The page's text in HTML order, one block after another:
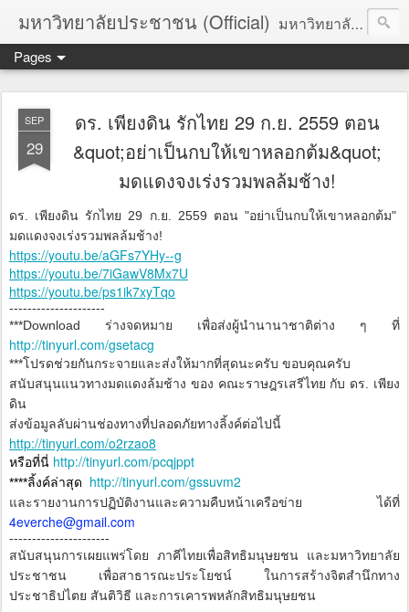
มหาวิทยาลัยประชาชน (Official) มหาวิทยาลัยประชาชน เพื่อการปฏิวัติประชาชนโดยสันติ Truths :: Peace :: Revolution :: Universal Human Rights :: Democracy (TPRUD)
Pages
SEP
29
ดร. เพียงดิน รักไทย 29 ก.ย. 2559 ตอน
&quot;อย่าเป็นกบให้เขาหลอกต้ม&quot;
มดแดงจงเร่งรวมพลล้มช้าง!
ดร. เพียงดิน รักไทย 29 ก.ย. 2559 ตอน "อย่าเป็นกบให้เขาหลอกต้ม"
มดแดงจงเร่งรวมพลล้มช้าง!
https://youtu.be/aGFs7YHy--g
https://youtu.be/7iGawV8Mx7U
https://youtu.be/ps1ik7xyTqo
---------------------
***Download ร่างจดหมาย เพื่อส่งผู้นำนานาชาติต่าง ๆ ที่
http://tinyurl.com/gsetacg
***โปรดช่วยกันกระจายและส่งให้มากที่สุดนะครับ ขอบคุณครับ
สนับสนุนแนวทางมดแดงล้มช้าง ของ คณะราษฎรเสรีไทย กับ ดร. เพียง
ดิน
ส่งข้อมูลลับผ่านช่องทางที่ปลอดภัยทางลิ้งค์ต่อไปนี้
http://tinyurl.com/o2rzao8
หรือที่นี่ http://tinyurl.com/pcqjppt
****ลิ้งค์ล่าสุด http://tinyurl.com/gssuvm2
และรายงานการปฏิบัติงานและความคืบหน้าเครือข่าย ได้ที่
4everche@gmail.com
----------------------
สนับสนุนการเผยแพร่โดย ภาคีไทยเพื่อสิทธิมนุษยชน และมหาวิทยาลัย
ประชาชน เพื่อสาธารณะประโยชน์ ในการสร้างจิตสำนึกทาง
ประชาธิปไตย สันติวิธี และการเคารพหลักสิทธิมนุษยชน